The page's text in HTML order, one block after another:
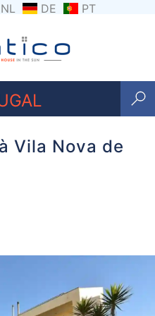
NL DE PT
Vila Nova de